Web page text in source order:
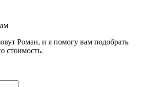
Роман, и я помогу вам подобрать
стоимость.